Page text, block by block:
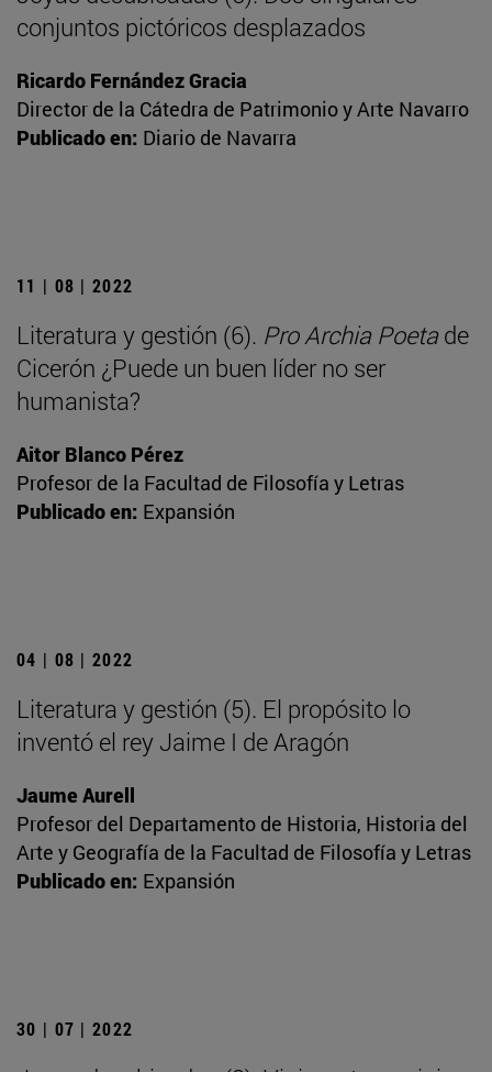
conjuntos pictóricos desplazados
Ricardo Fernández Gracia
Director de la Cátedra de Patrimonio y Arte Navarro
Publicado en: Diario de Navarra
11 | 08 | 2022
Literatura y gestión (6). Pro Archia Poetade
Cicerón ¿Puede un buen líder no ser
humanista?
Aitor Blanco Pérez
Profesor de la Facultad de Filosofía y Letras
Publicado en: Expansión
04 | 08 | 2022
Literatura y gestión (5). El propósito lo
inventó el rey Jaime I de Aragón
Jaume Aurell
Profesor del Departamento de Historia, Historia del
Arte y Geografía de la Facultad de Filosofía y Letras
Publicado en: Expansión
30 | 07 | 2022